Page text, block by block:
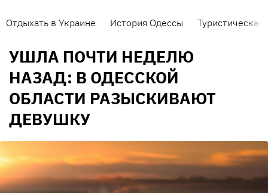
Отдыхать в Украине История Одессы Туристическая
УШЛА ПОЧТИ НЕДЕЛЮ
НАЗАД: В ОДЕССКОЙ
ОБЛАСТИ РАЗЫСКИВАЮТ
ДЕВУШКУ